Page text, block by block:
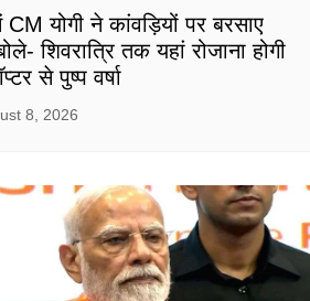
योगी ने कांवड़ियों पर बरसाए
शिवरात्रि तक यहां रोजाना होगी
से पुष्प वर्षा
8, 2026